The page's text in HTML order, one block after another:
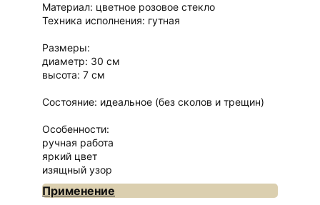
Материал: цветное розовое стекло
Техника исполнения: гутная
Размеры:
диаметр: 30 см
высота: 7 см
Состояние: идеальное (без сколов и трещин)
Особенности:
ручная работа
яркий цвет
изящный узор
Применение